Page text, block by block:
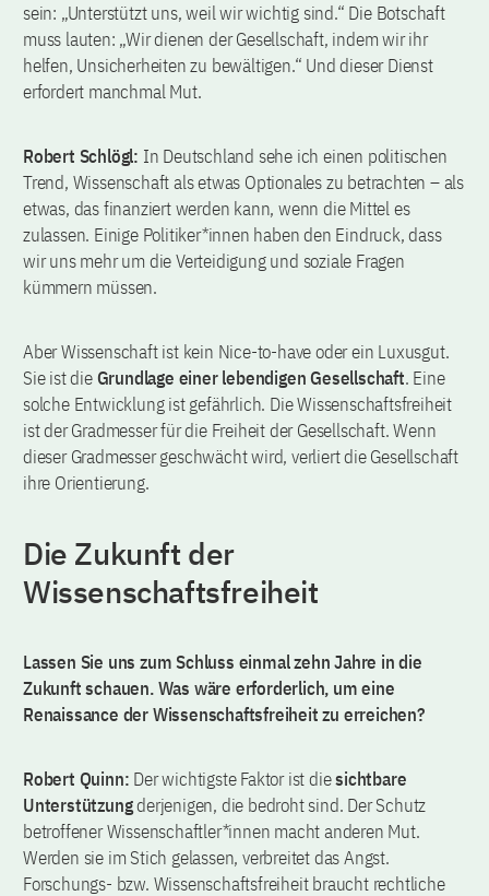
sein: „Unterstützt uns, weil wir wichtig sind.“ Die Botschaft
muss lauten: „Wir dienen der Gesellschaft, indem wir ihr
helfen, Unsicherheiten zu bewältigen.“ Und dieser Dienst
erfordert manchmal Mut.
Robert Schlögl: In Deutschland sehe ich einen politischen
Trend, Wissenschaft als etwas Optionales zu betrachten – als
etwas, das finanziert werden kann, wenn die Mittel es
zulassen. Einige Politiker*innen haben den Eindruck, dass
wir uns mehr um die Verteidigung und soziale Fragen
kümmern müssen.
Aber Wissenschaft ist kein Nice-to-have oder ein Luxusgut.
Sie ist dieGrundlage einer lebendigen Gesellschaft. Eine
solche Entwicklung ist gefährlich. Die Wissenschaftsfreiheit
ist der Gradmesser für die Freiheit der Gesellschaft. Wenn
dieser Gradmesser geschwächt wird, verliert die Gesellschaft
ihre Orientierung.
Die Zukunft der
Wissenschaftsfreiheit
Lassen Sie uns zum Schluss einmal zehn Jahre in die
Zukunft schauen. Was wäre erforderlich, um eine
Renaissance der Wissenschaftsfreiheit zu erreichen?
Robert Quinn: Der wichtigste Faktor ist diesichtbare
Unterstützungderjenigen, die bedroht sind. Der Schutz
betroffener Wissenschaftler*innen macht anderen Mut.
Werden sie im Stich gelassen, verbreitet das Angst.
Forschungs- bzw. Wissenschaftsfreiheit braucht rechtliche